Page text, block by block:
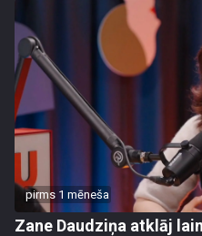
pirms 1 mēneša
Zane Daudziņa atklāj